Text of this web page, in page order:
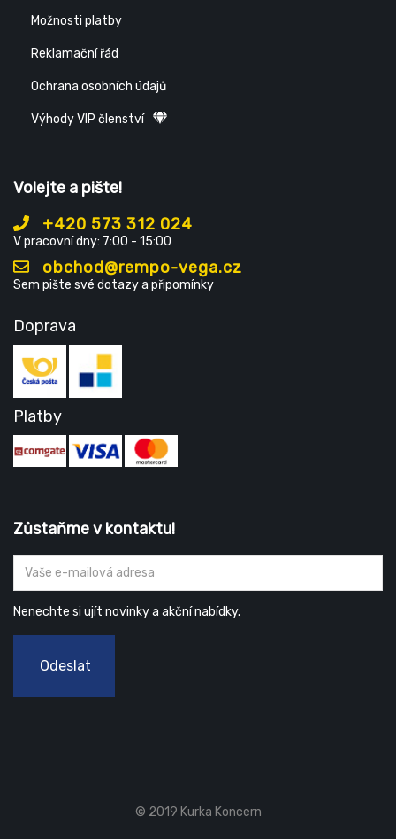
Možnosti platby
Reklamační řád
Ochrana osobních údajů
Výhody VIP členství
Volejte a pište!
+420 573 312 024
V pracovní dny: 7:00 - 15:00
obchod@rempo-vega.cz
Sem pište své dotazy a připomínky
Doprava
Platby
Zůstaňme v kontaktu!
Nenechte si ujít novinky a akční nabídky.
Odeslat
© 2019 Kurka Koncern